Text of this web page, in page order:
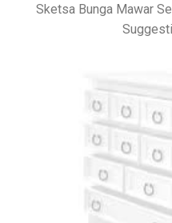
Sketsa Bunga Mawar